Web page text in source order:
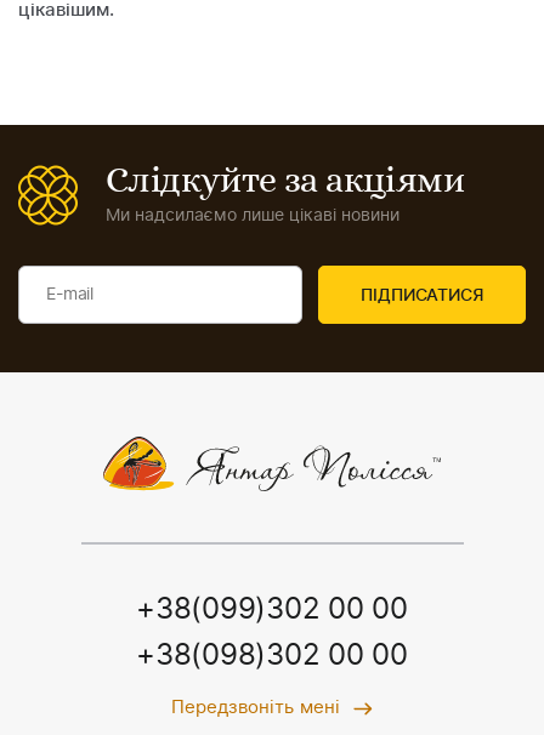
цікавішим.
Слідкуйте за акціями
Ми надсилаємо лише цікаві новини
+38(099)302 00 00
+38(098)302 00 00
Передзвоніть мені